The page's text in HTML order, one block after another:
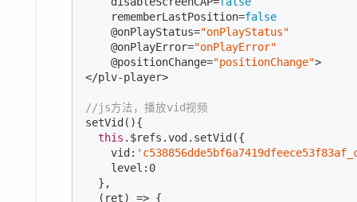
    rememberLastPosition=
false
    @onPlayStatus=
"onPlayStatus"
    @onPlayError=
"onPlayError"
    @positionChange=
"positionChange">
</plv-player>
//js方法，播放vid视频
setVid(){
this .$refs.vod.setVid({
    vid:
    level:
0
  },
  (ret) => {